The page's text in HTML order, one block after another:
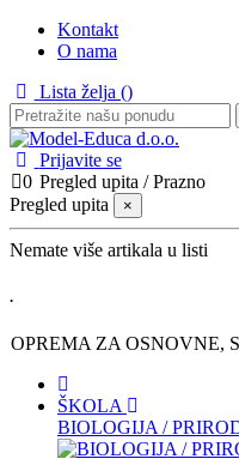
Kontakt
O nama
Lista želja ()
Prijavite se
0 Pregled upita /Prazno
Pregled upita
×
Nemate više artikala u listi
.
OPREMA ZA OSNOVNE,
ŠKOLA
BIOLOGIJA /